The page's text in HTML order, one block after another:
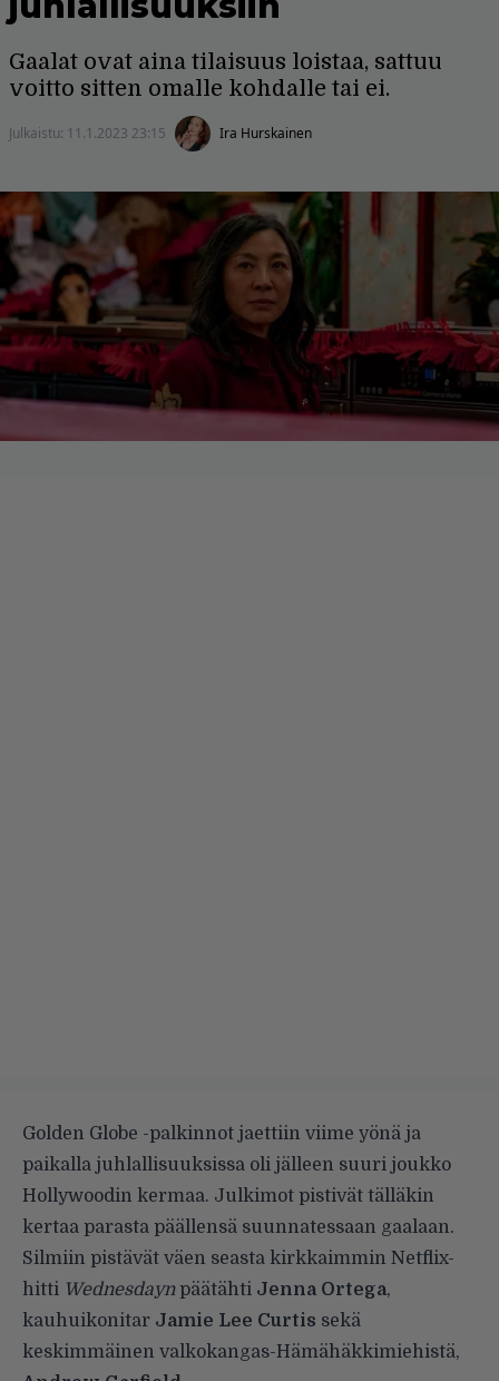
Gaalat ovat aina tilaisuus loistaa, sattuu
voitto sitten omalle kohdalle tai ei.
Julkaistu: 11.1.2023 23:15 Ira Hurskainen
Golden Globe -palkinnot jaettiin viime yönä ja
paikalla juhlallisuuksissa oli jälleen suuri joukko
Hollywoodin kermaa. Julkimot pistivät tälläkin
kertaa parasta päällensä suunnatessaan gaalaan.
Silmiin pistävät väen seasta kirkkaimmin Netflix-
hitti Wednesdaynpäätähti Jenna Ortega,
kauhuikonitar Jamie Lee Curtis sekä
keskimmäinen valkokangas-Hämähäkkimiehistä,